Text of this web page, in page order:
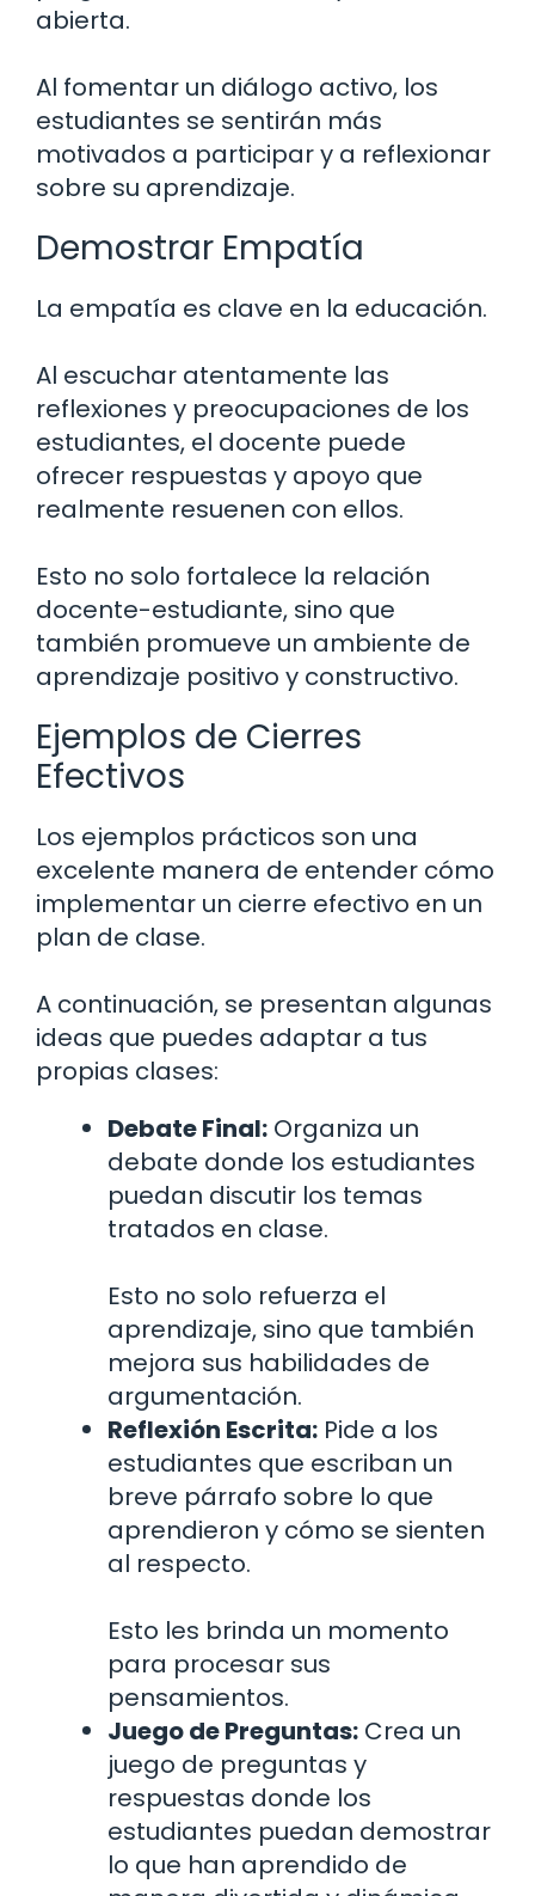
abierta.
Al fomentar un diálogo activo, los
estudiantes se sentirán más
motivados a participar y a reflexionar
sobre su aprendizaje.
Demostrar Empatía
La empatía es clave en la educación.
Al escuchar atentamente las
reflexiones y preocupaciones de los
estudiantes, el docente puede
ofrecer respuestas y apoyo que
realmente resuenen con ellos.
Esto no solo fortalece la relación
docente-estudiante, sino que
también promueve un ambiente de
aprendizaje positivo y constructivo.
Ejemplos de Cierres
Efectivos
Los ejemplos prácticos son una
excelente manera de entender cómo
implementar un cierre efectivo en un
plan de clase.
A continuación, se presentan algunas
ideas que puedes adaptar a tus
propias clases:
Debate Final: Organiza un
debate donde los estudiantes
puedan discutir los temas
tratados en clase.
Esto no solo refuerza el
aprendizaje, sino que también
mejora sus habilidades de
argumentación.
Reflexión Escrita: Pide a los
estudiantes que escriban un
breve párrafo sobre lo que
aprendieron y cómo se sienten
al respecto.
Esto les brinda un momento
para procesar sus
pensamientos.
Juego de Preguntas: Crea un
juego de preguntas y
respuestas donde los
estudiantes puedan demostrar
lo que han aprendido de